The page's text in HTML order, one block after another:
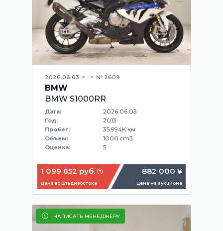
2026.06.03 № 2609
BMW
BMW S1000RR
Дата: 2026.06.03
Год: 2013
Пробег: 35,994K км
Объем: 1000 cm3
Оценка: 5
1 099 652 руб.
Цена во Владивостоке
882 000 ¥
Цена на аукционе
НАПИСАТЬ МЕНЕДЖЕРУ